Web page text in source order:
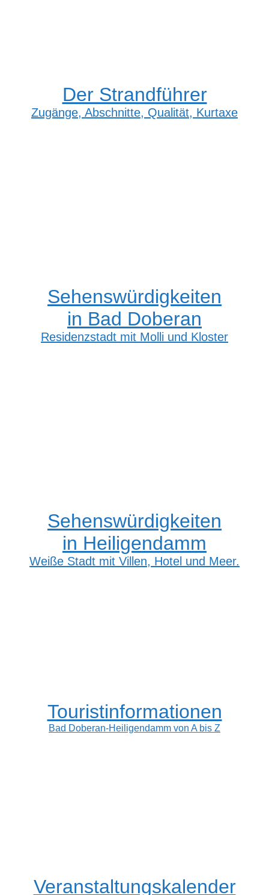
Der Strandführer
Zugänge, Abschnitte, Qualität, Kurtaxe
Sehenswürdigkeiten
in Bad Doberan
Residenzstadt mit Molli und Kloster
Sehenswürdigkeiten
in Heiligendamm
Weiße Stadt mit Villen, Hotel und Meer.
Touristinformationen
Bad Doberan-Heiligendamm von A bis Z
Veranstaltungskalender